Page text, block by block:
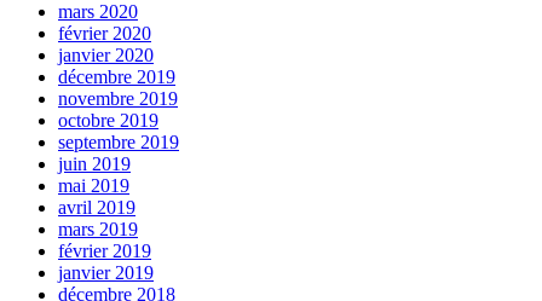
mars 2020
février 2020
janvier 2020
décembre 2019
novembre 2019
octobre 2019
septembre 2019
juin 2019
mai 2019
avril 2019
mars 2019
février 2019
janvier 2019
décembre 2018